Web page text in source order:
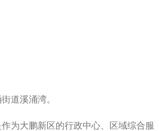
道溪涌湾。
为大鹏新区的行政中心、区域综合服